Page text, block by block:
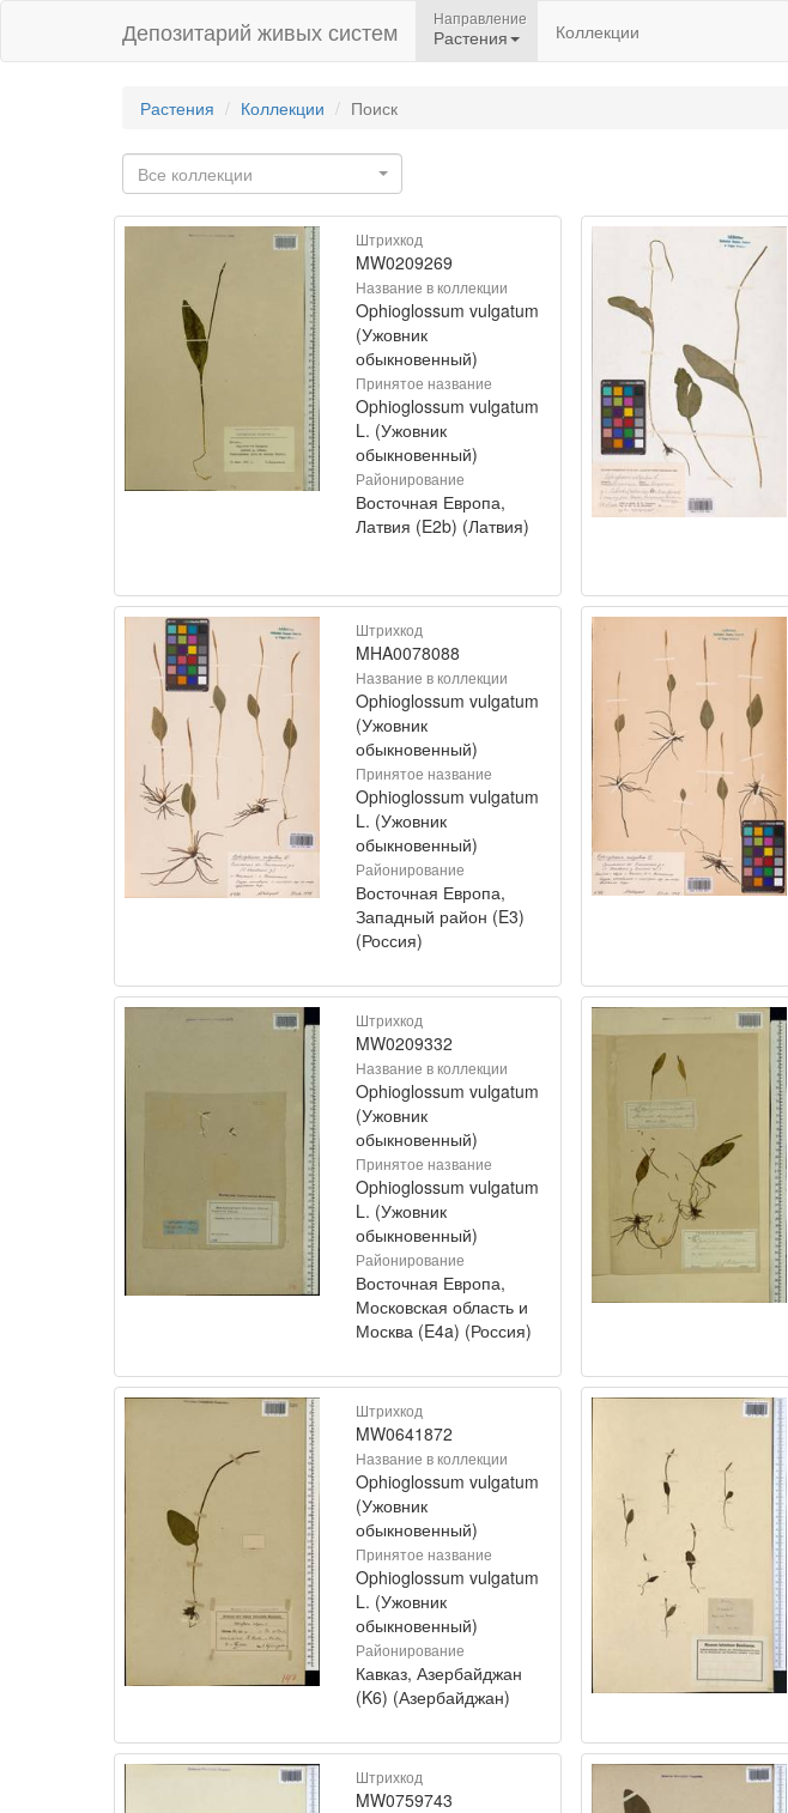
Депозитарий живых систем Направление
Растения Коллекции
Растения Коллекции Поиск
Все коллекции
Штрихкод
MW0209269
Название в коллекции
Ophioglossum vulgatum
(Ужовник
обыкновенный)
Принятое название
Ophioglossum vulgatum
L. (Ужовник
обыкновенный)
Районирование
Восточная Европа,
Латвия (E2b) (Латвия)
Штрихкод
MHA0078088
Название в коллекции
Ophioglossum vulgatum
(Ужовник
обыкновенный)
Принятое название
Ophioglossum vulgatum
L. (Ужовник
обыкновенный)
Районирование
Восточная Европа,
Западный район (E3)
(Россия)
Штрихкод
MW0209332
Название в коллекции
Ophioglossum vulgatum
(Ужовник
обыкновенный)
Принятое название
Ophioglossum vulgatum
L. (Ужовник
обыкновенный)
Районирование
Восточная Европа,
Московская область и
Москва (E4a) (Россия)
Штрихкод
MW0641872
Название в коллекции
Ophioglossum vulgatum
(Ужовник
обыкновенный)
Принятое название
Ophioglossum vulgatum
L. (Ужовник
обыкновенный)
Районирование
Кавказ, Азербайджан
(K6) (Азербайджан)
Штрихкод
MW0759743